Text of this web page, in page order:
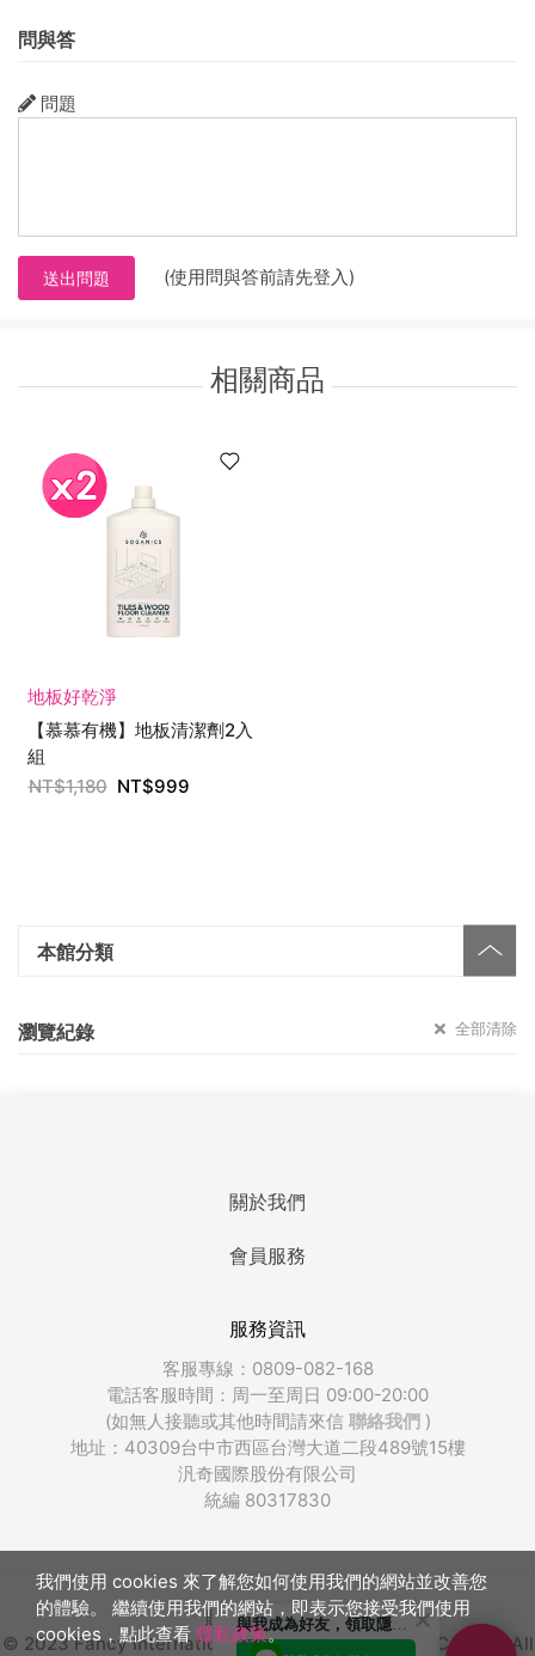
本館分類
瀏覽紀錄 全部清除
問與答
問題
送出問題 (使用問與答前請先登入)
相關商品
地板好乾淨
【慕慕有機】地板清潔劑2入
組
NT$1,180 NT$999
關於我們
會員服務
服務資訊
客服專線：0809-082-168
電話客服時間：周一至周日 09:00-20:00
(如無人接聽或其他時間請來信 聯絡我們)
地址：40309台中市西區台灣大道二段489號15樓
汎奇國際股份有限公司
統編 80317830
販奇網版權所有
© 2023 Fancy International Integrated Marketing Co., Ltd. All
我們使用 cookies 來了解您如何使用我們的網站並改善您
的體驗。 繼續使用我們的網站，即表示您接受我們使用
cookies，點此查看 隱私政策。 與我成為好友，領取隱藏優惠